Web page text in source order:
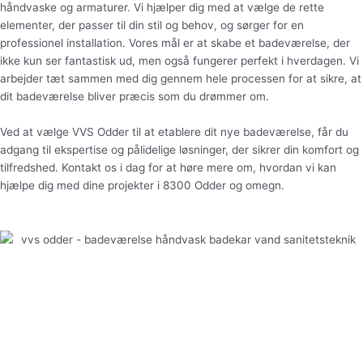
håndvaske og armaturer. Vi hjælper dig med at vælge de rette
elementer, der passer til din stil og behov, og sørger for en
professionel installation. Vores mål er at skabe et badeværelse, der
ikke kun ser fantastisk ud, men også fungerer perfekt i hverdagen. Vi
arbejder tæt sammen med dig gennem hele processen for at sikre, at
dit badeværelse bliver præcis som du drømmer om.
Ved at vælge VVS Odder til at etablere dit nye badeværelse, får du
adgang til ekspertise og pålidelige løsninger, der sikrer din komfort og
tilfredshed. Kontakt os i dag for at høre mere om, hvordan vi kan
hjælpe dig med dine projekter i 8300 Odder og omegn.